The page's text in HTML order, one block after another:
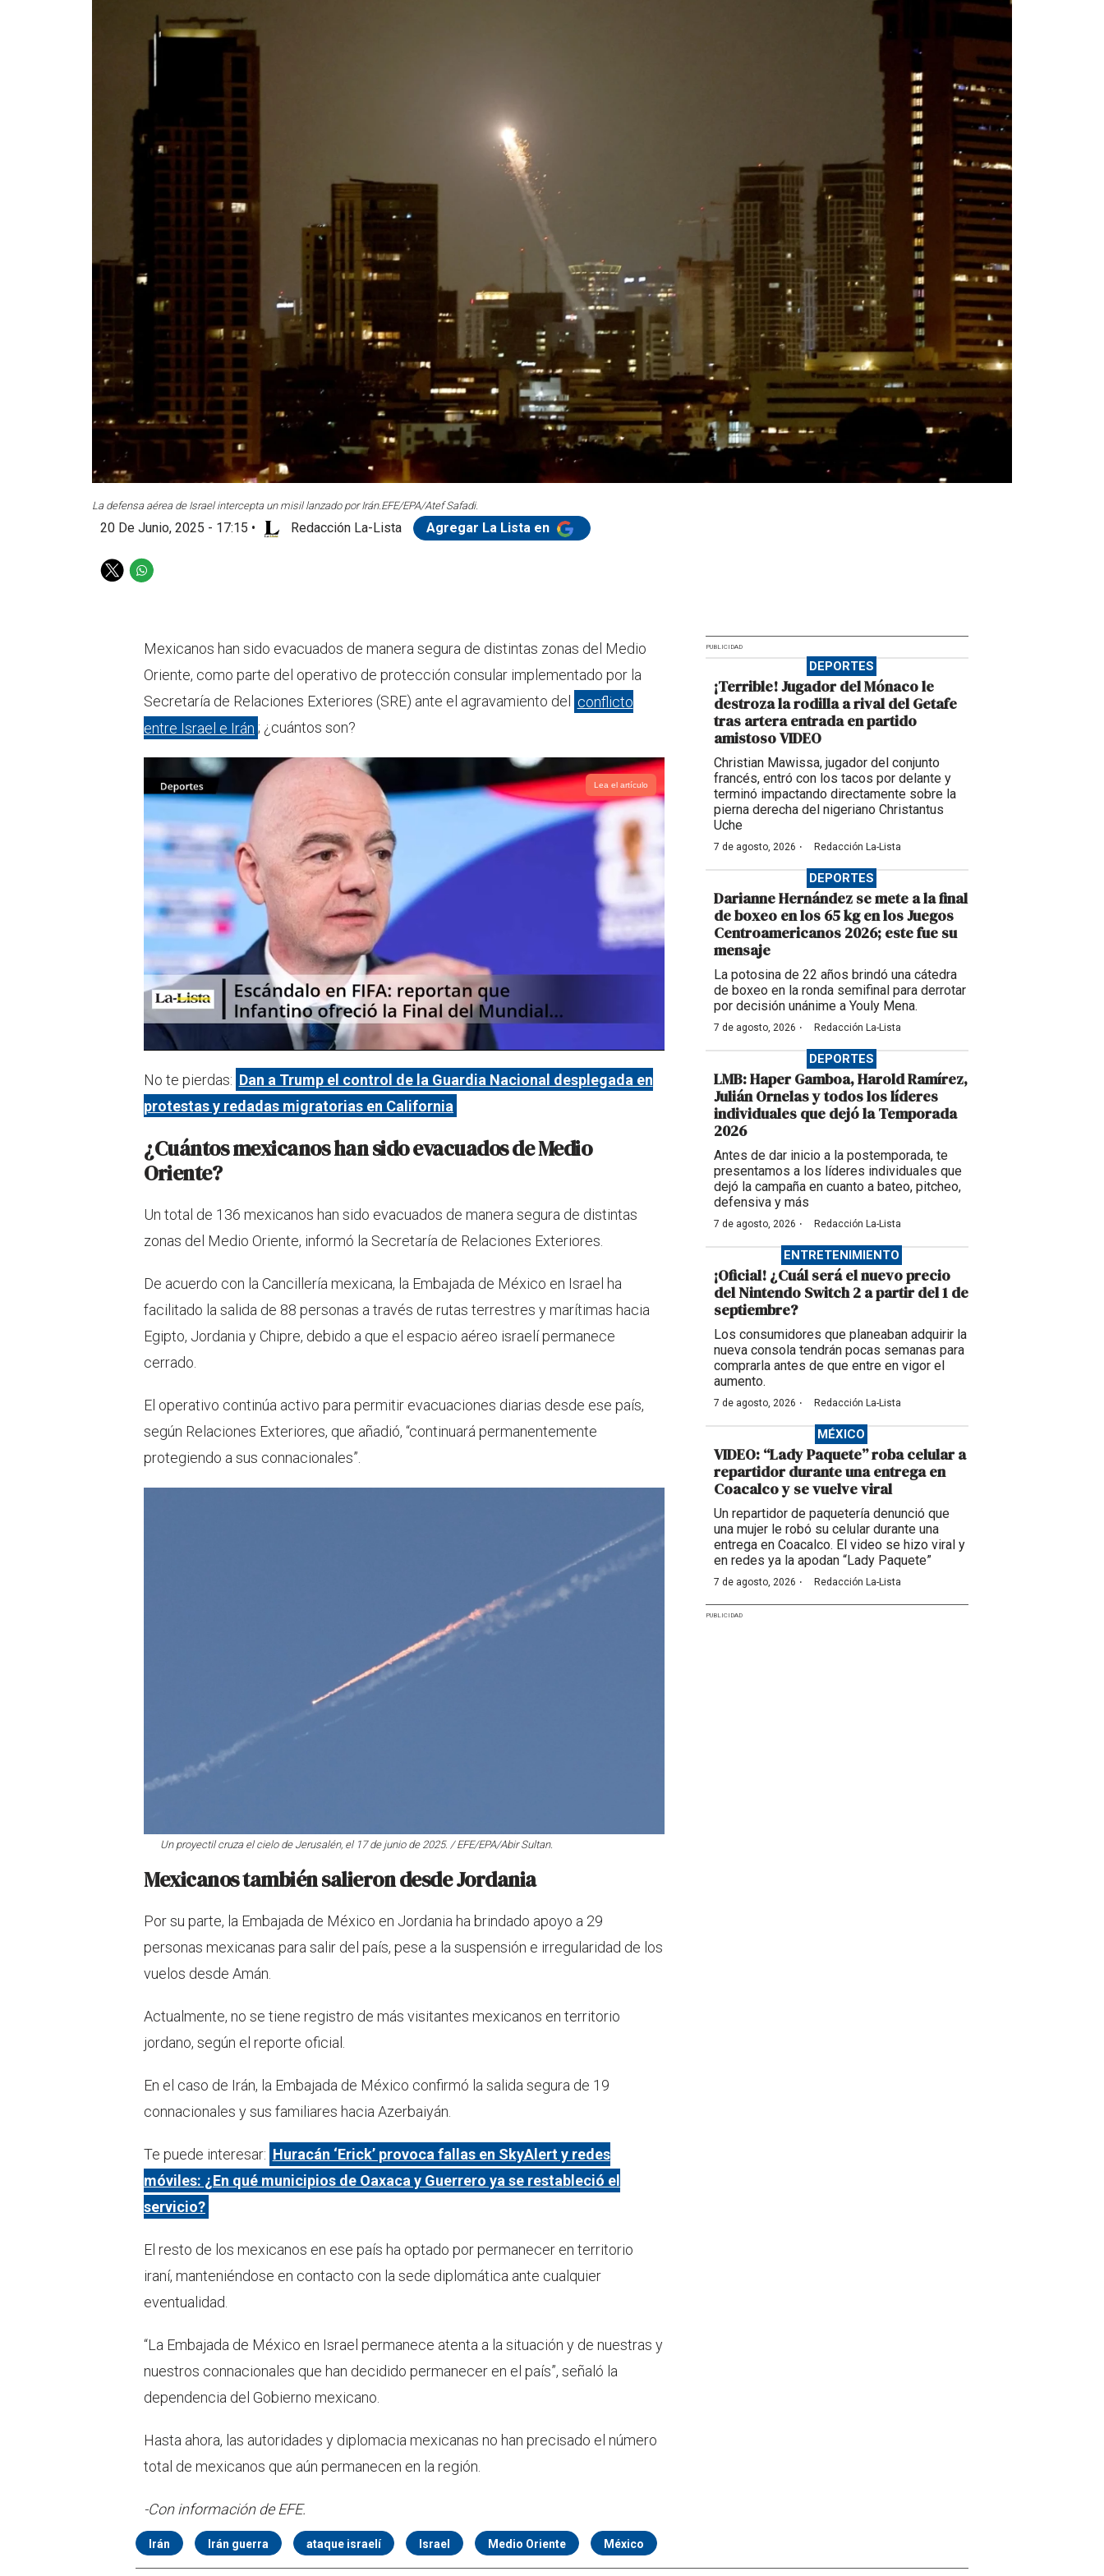
La defensa aérea de Israel intercepta un misil lanzado por Irán.EFE/EPA/Atef Safadi.
20 De Junio, 2025 - 17:15 • Redacción La-Lista Agregar La Lista en
T
W
s
p
p
Mexicanos han sido evacuados de manera segura de distintas zonas del Medio
Oriente, como parte del operativo de protección consular implementado por la
Secretaría de Relaciones Exteriores (SRE) ante el agravamiento del
conflicto
entre Israel e Irán ; ¿cuántos son?
Lea el artículo
No te pierdas: Dan a Trump el control de la Guardia Nacional desplegada en
protestas y redadas migratorias en California
¿Cuántos mexicanos han sido evacuados de Medio
Oriente?
Un total de 136 mexicanos han sido evacuados de manera segura de distintas
zonas del Medio Oriente, informó la Secretaría de Relaciones Exteriores.
De acuerdo con la Cancillería mexicana, la Embajada de México en Israel ha
facilitado la salida de 88 personas a través de rutas terrestres y marítimas hacia
Egipto, Jordania y Chipre, debido a que el espacio aéreo israelí permanece
cerrado.
El operativo continúa activo para permitir evacuaciones diarias desde ese país,
según Relaciones Exteriores, que añadió, “continuará permanentemente
protegiendo a sus connacionales”.
Un proyectil cruza el cielo de Jerusalén, el 17 de junio de 2025. / EFE/EPA/Abir Sultan.
Mexicanos también salieron desde Jordania
Por su parte, la Embajada de México en Jordania ha brindado apoyo a 29
personas mexicanas para salir del país, pese a la suspensión e irregularidad de los
vuelos desde Amán.
Actualmente, no se tiene registro de más visitantes mexicanos en territorio
jordano, según el reporte oficial.
En el caso de Irán, la Embajada de México confirmó la salida segura de 19
connacionales y sus familiares hacia Azerbaiyán.
Te puede interesar: Huracán ‘Erick’ provoca fallas en SkyAlert y redes
móviles: ¿En qué municipios de Oaxaca y Guerrero ya se restableció el
servicio?
El resto de los mexicanos en ese país ha optado por permanecer en territorio
iraní, manteniéndose en contacto con la sede diplomática ante cualquier
eventualidad.
“La Embajada de México en Israel permanece atenta a la situación y de nuestras y
nuestros connacionales que han decidido permanecer en el país”, señaló la
dependencia del Gobierno mexicano.
Hasta ahora, las autoridades y diplomacia mexicanas no han precisado el número
total de mexicanos que aún permanecen en la región.
-Con información de EFE.
Irán Irán guerra ataque israelí Israel Medio Oriente México
PUBLICIDAD
DEPORTES
¡Terrible! Jugador del Mónaco le
destroza la rodilla a rival del Getafe
tras artera entrada en partido
amistoso VIDEO
Christian Mawissa, jugador del conjunto
francés, entró con los tacos por delante y
terminó impactando directamente sobre la
pierna derecha del nigeriano Christantus
Uche
7 de agosto, 2026 · Redacción La-Lista
DEPORTES
Darianne Hernández se mete a la final
de boxeo en los 65 kg en los Juegos
Centroamericanos 2026; este fue su
mensaje
La potosina de 22 años brindó una cátedra
de boxeo en la ronda semifinal para derrotar
por decisión unánime a Youly Mena.
7 de agosto, 2026 · Redacción La-Lista
DEPORTES
LMB: Haper Gamboa, Harold Ramírez,
Julián Ornelas y todos los líderes
individuales que dejó la Temporada
2026
Antes de dar inicio a la postemporada, te
presentamos a los líderes individuales que
dejó la campaña en cuanto a bateo, pitcheo,
defensiva y más
7 de agosto, 2026 · Redacción La-Lista
ENTRETENIMIENTO
¡Oficial! ¿Cuál será el nuevo precio
del Nintendo Switch 2 a partir del 1 de
septiembre?
Los consumidores que planeaban adquirir la
nueva consola tendrán pocas semanas para
comprarla antes de que entre en vigor el
aumento.
7 de agosto, 2026 · Redacción La-Lista
MÉXICO
VIDEO: “Lady Paquete” roba celular a
repartidor durante una entrega en
Coacalco y se vuelve viral
Un repartidor de paquetería denunció que
una mujer le robó su celular durante una
entrega en Coacalco. El video se hizo viral y
en redes ya la apodan “Lady Paquete”
7 de agosto, 2026 · Redacción La-Lista
PUBLICIDAD